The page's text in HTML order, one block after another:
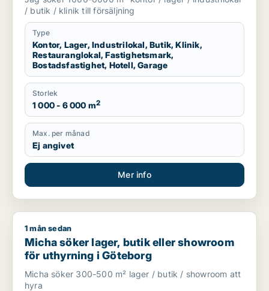
eller garage till salu i Härryda, Partille
eller Öckerö m.fl.
/ butik / klinik till försäljning
Type
Kontor, Lager, Industrilokal, Butik, Klinik,
Restauranglokal, Fastighetsmark,
Bostadsfastighet, Hotell, Garage
Storlek
1 000 - 6 000 m2
Max. per månad
Ej angivet
Mer info
Micha söker lager, butik eller showroom för uthyrning i
1 mån sedan
Micha söker lager, butik eller showroom
för uthyrning i Göteborg
Micha söker 300-500 m² lager / butik / showroom att
hyra